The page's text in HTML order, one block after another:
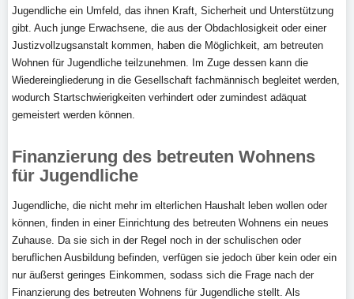
Jugendliche ein Umfeld, das ihnen Kraft, Sicherheit und Unterstützung
gibt. Auch junge Erwachsene, die aus der Obdachlosigkeit oder einer
Justizvollzugsanstalt kommen, haben die Möglichkeit, am betreuten
Wohnen für Jugendliche teilzunehmen. Im Zuge dessen kann die
Wiedereingliederung in die Gesellschaft fachmännisch begleitet werden,
wodurch Startschwierigkeiten verhindert oder zumindest adäquat
gemeistert werden können.
Finanzierung des betreuten Wohnens
für Jugendliche
Jugendliche, die nicht mehr im elterlichen Haushalt leben wollen oder
können, finden in einer Einrichtung des betreuten Wohnens ein neues
Zuhause. Da sie sich in der Regel noch in der schulischen oder
beruflichen Ausbildung befinden, verfügen sie jedoch über kein oder ein
nur äußerst geringes Einkommen, sodass sich die Frage nach der
Finanzierung des betreuten Wohnens für Jugendliche stellt. Als